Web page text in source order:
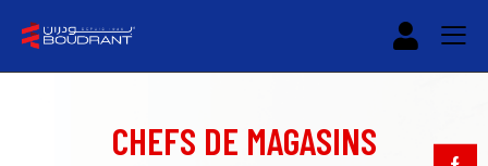
CHEFS DE MAGASINS